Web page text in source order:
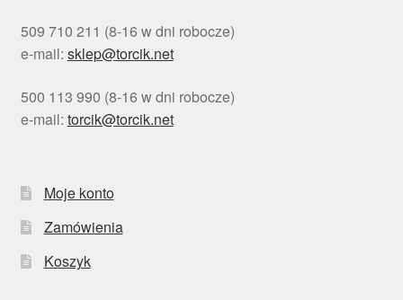
509 710 211 (8-16 w dni robocze)
e-mail: sklep@torcik.net
500 113 990 (8-16 w dni robocze)
e-mail: torcik@torcik.net
Moje konto
Zamówienia
Koszyk